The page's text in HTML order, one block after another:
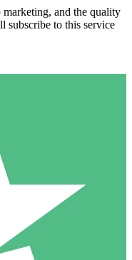
and the quality
subscribe to this service